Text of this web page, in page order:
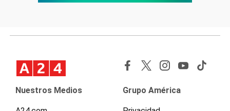
Nuestros Medios Grupo América